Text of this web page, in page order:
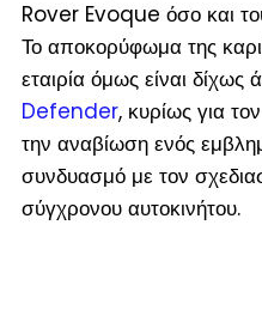
Rover Evoque όσο και
Το αποκορύφωμα της
εταιρία όμως είναι δίχως
Defender, κυρίως για
την αναβίωση ενός
συνδυασμό με τον
σύγχρονου αυτοκινήτου.